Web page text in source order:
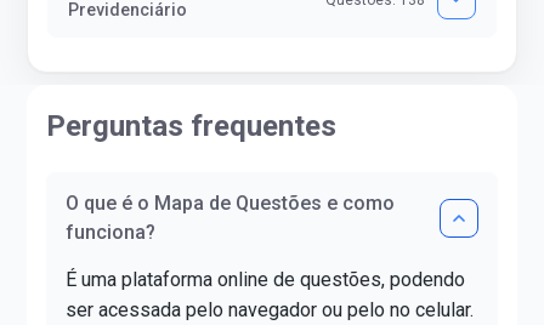
Previdenciário
Perguntas frequentes
O que é o Mapa de Questões e como
funciona?
É uma plataforma online de questões, podendo
ser acessada pelo navegador ou pelo no celular.